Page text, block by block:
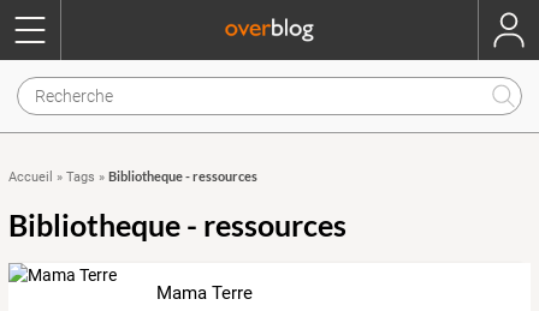
Accueil » Tags » Bibliotheque - ressources
Bibliotheque - ressources
Mama Terre